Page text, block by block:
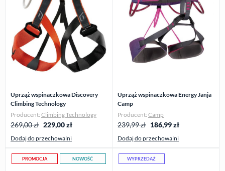
Uprząż wspinaczkowa Discovery
Climbing Technology
Producent: Climbing Technology
269,00 zł 229,00zł
Dodaj do przechowalni
Uprząż wspinaczkowa Energy Janja
Camp
Producent: Camp
239,99 zł 186,99zł
Dodaj do przechowalni
PROMOCJA NOWOŚĆ WYPRZEDAŻ